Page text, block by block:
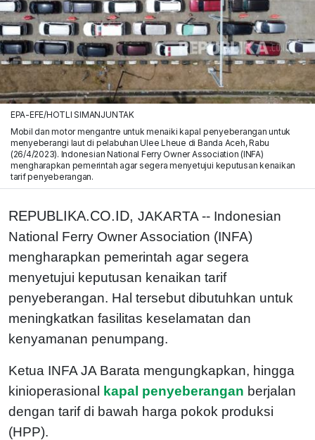
EPA-EFE/HOTLI SIMANJUNTAK
Mobil dan motor mengantre untuk menaiki kapal penyeberangan untuk
menyeberangi laut di pelabuhan Ulee Lheue di Banda Aceh, Rabu
(26/4/2023). Indonesian National Ferry Owner Association (INFA)
mengharapkan pemerintah agar segera menyetujui keputusan kenaikan
tarif penyeberangan.
REPUBLIKA.CO.ID, JAKARTA -- Indonesian
National Ferry Owner Association (INFA)
mengharapkan pemerintah agar segera
menyetujui keputusan kenaikan tarif
penyeberangan. Hal tersebut dibutuhkan untuk
meningkatkan fasilitas keselamatan dan
kenyamanan penumpang.
Ketua INFA JA Barata mengungkapkan, hingga
kinioperasional kapal penyeberangan berjalan
dengan tarif di bawah harga pokok produksi
(HPP).